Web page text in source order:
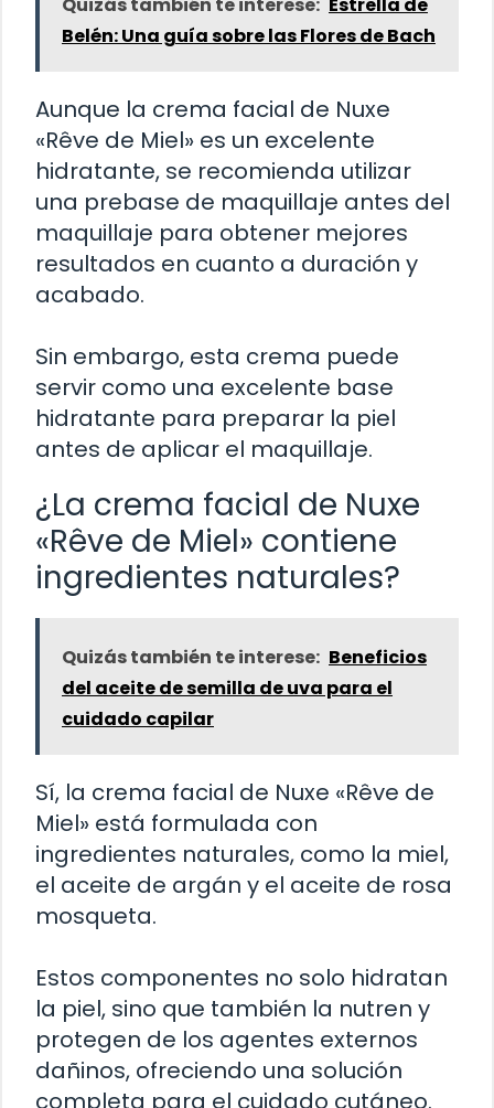
Belén: Una guía sobre las Flores de Bach
Aunque la crema facial de Nuxe
«Rêve de Miel» es un excelente
hidratante, se recomienda utilizar
una prebase de maquillaje antes del
maquillaje para obtener mejores
resultados en cuanto a duración y
acabado.
Sin embargo, esta crema puede
servir como una excelente base
hidratante para preparar la piel
antes de aplicar el maquillaje.
¿La crema facial de Nuxe
«Rêve de Miel» contiene
ingredientes naturales?
Quizás también te interese: Beneficios
del aceite de semilla de uva para el
cuidado capilar
Sí, la crema facial de Nuxe «Rêve de
Miel» está formulada con
ingredientes naturales, como la miel,
el aceite de argán y el aceite de rosa
mosqueta.
Estos componentes no solo hidratan
la piel, sino que también la nutren y
protegen de los agentes externos
dañinos, ofreciendo una solución
completa para el cuidado cutáneo.